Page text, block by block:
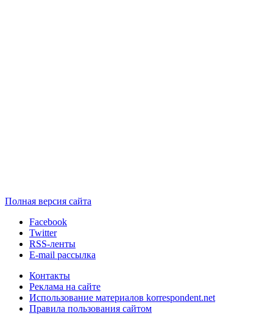
Полная версия сайта
Facebook
Twitter
RSS-ленты
E-mail рассылка
Контакты
Реклама на сайте
Использование материалов korrespondent.net
Правила пользования сайтом